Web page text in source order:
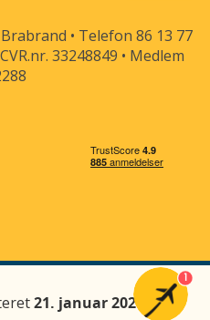
• Telefon 86 13 77
33248849 • Medlem
21. januar 2026
1